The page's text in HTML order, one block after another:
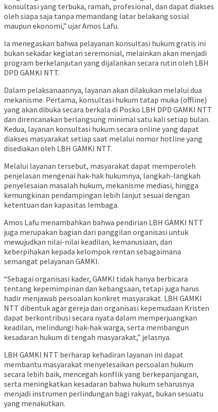
konsultasi yang terbuka, ramah, profesional, dan dapat diakses
oleh siapa saja tanpa memandang latar belakang sosial
maupun ekonomi,” ujar Amos Lafu.
Ia menegaskan bahwa pelayanan konsultasi hukum gratis ini
bukan sekadar kegiatan seremonial, melainkan akan menjadi
program berkelanjutan yang dijalankan secara rutin oleh LBH
DPD GAMKI NTT.
Dalam pelaksanaannya, layanan akan dilakukan melalui dua
mekanisme. Pertama, konsultasi hukum tatap muka (offline)
yang akan dibuka secara berkala di Posko LBH DPD GAMKI NTT
dan direncanakan berlangsung minimal satu kali setiap bulan.
Kedua, layanan konsultasi hukum secara online yang dapat
diakses masyarakat setiap saat melalui nomor hotline yang
disediakan oleh LBH GAMKI NTT.
Melalui layanan tersebut, masyarakat dapat memperoleh
penjelasan mengenai hak-hak hukumnya, langkah-langkah
penyelesaian masalah hukum, mekanisme mediasi, hingga
kemungkinan pendampingan lebih lanjut sesuai dengan
ketentuan dan kapasitas lembaga.
Amos Lafu menambahkan bahwa pendirian LBH GAMKI NTT
juga merupakan bagian dari panggilan organisasi untuk
mewujudkan nilai-nilai keadilan, kemanusiaan, dan
keberpihakan kepada kelompok rentan sebagaimana
semangat pelayanan GAMKI.
“Sebagai organisasi kader, GAMKI tidak hanya berbicara
tentang kepemimpinan dan kebangsaan, tetapi juga harus
hadir menjawab persoalan konkret masyarakat. LBH GAMKI
NTT dibentuk agar gereja dan organisasi kepemudaan Kristen
dapat berkontribusi secara nyata dalam memperjuangkan
keadilan, melindungi hak-hak warga, serta membangun
kesadaran hukum di tengah masyarakat,” jelasnya.
LBH GAMKI NTT berharap kehadiran layanan ini dapat
membantu masyarakat menyelesaikan persoalan hukum
secara lebih baik, mencegah konflik yang berkepanjangan,
serta meningkatkan kesadaran bahwa hukum seharusnya
menjadi instrumen perlindungan bagi rakyat, bukan sesuatu
yang menakutkan.